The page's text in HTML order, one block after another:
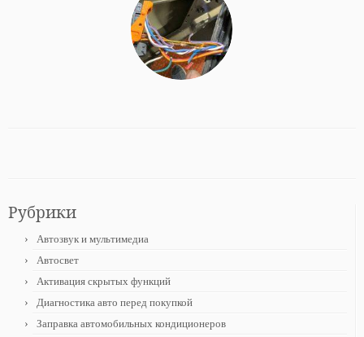
Рубрики
Автозвук и мультимедиа
Автосвет
Активация скрытых функций
Диагностика авто перед покупкой
Заправка автомобильных кондиционеров